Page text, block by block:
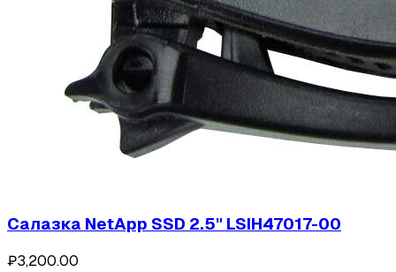
Салазка NetApp SSD 2.5" LSIH47017-00
₽3,200.00